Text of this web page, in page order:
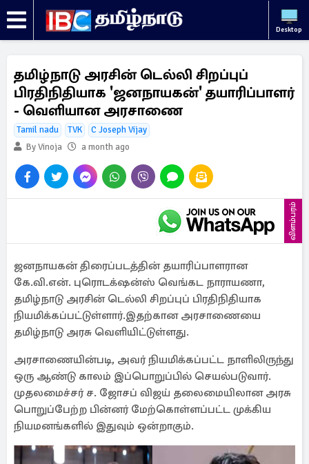
Desktop
தமிழ்நாடு அரசின் டெல்லி சிறப்புப்
பிரதிநிதியாக 'ஜனநாயகன்' தயாரிப்பாளர்
- வெளியான அரசாணை
Tamil nadu TVK
C Joseph Vijay
By Vinoja
a month ago
விளம்பரம்
ஜனநாயகன் திரைப்படத்தின் தயாரிப்பாளரான
கே.வி.என். புரொடக்‌ஷன்ஸ் வெங்கட நாராயணா,
தமிழ்நாடு அரசின் டெல்லி சிறப்புப் பிரதிநிதியாக
நியமிக்கப்பட்டுள்ளார்.இதற்கான அரசாணையை
தமிழ்நாடு அரசு வெளியிட்டுள்ளது.
அரசாணையின்படி, அவர் நியமிக்கப்பட்ட நாளிலிருந்து
ஒரு ஆண்டு காலம் இப்பொறுப்பில் செயல்படுவார்.
முதலமைச்சர் ச. ஜோசப் விஜய் தலைமையிலான அரசு
பொறுப்பேற்ற பின்னர் மேற்கொள்ளப்பட்ட முக்கிய
நியமனங்களில் இதுவும் ஒன்றாகும்.